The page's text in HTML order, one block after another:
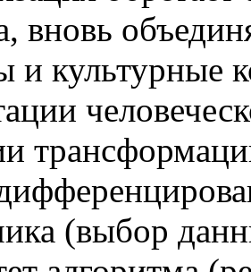
вновь
и культурные
(выбор